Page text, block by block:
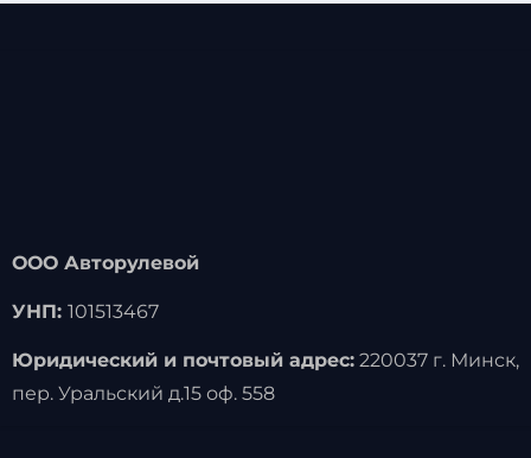
ООО Авторулевой
УНП: 101513467
Юридический и почтовый адрес:220037 г. Минск,
пер. Уральский д.15 оф. 558